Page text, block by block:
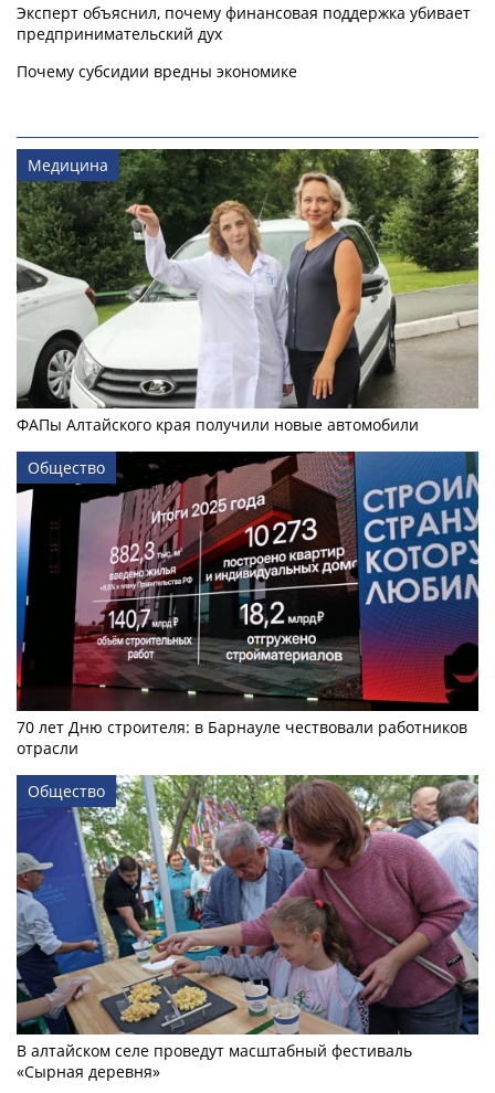
Эксперт объяснил, почему финансовая поддержка убивает
предпринимательский дух
Почему субсидии вредны экономике
Медицина
ФАПы Алтайского края получили новые автомобили
Общество
70 лет Дню строителя: в Барнауле чествовали работников
отрасли
Общество
В алтайском селе проведут масштабный фестиваль
«Сырная деревня»